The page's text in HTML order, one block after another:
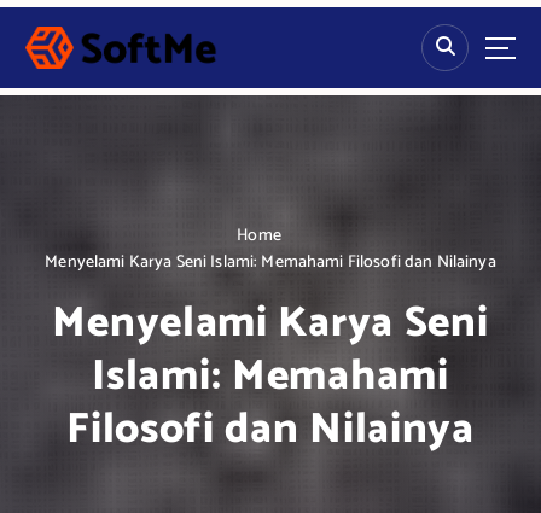
S
p
Home
Menyelami Karya Seni Islami: Memahami Filosofi dan Nilainya
Menyelami Karya Seni
Islami: Memahami
Filosofi dan Nilainya